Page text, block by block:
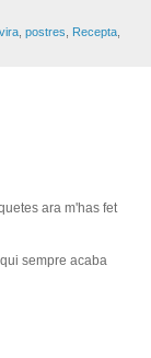
postres Recepta
ara m'has fet
sempre acaba